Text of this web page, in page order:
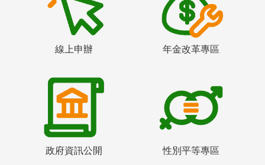
線上申辦 年金改革專區
政府資訊公開 性別平等專區